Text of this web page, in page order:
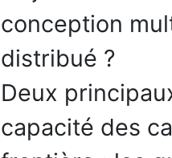
conception
distribué ?
Deux
capacité des